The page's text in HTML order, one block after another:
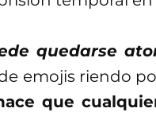
quedarse
emojis riendo
que